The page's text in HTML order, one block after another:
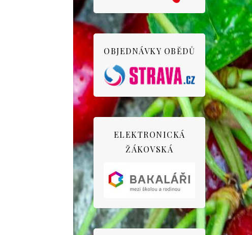
OBJEDNÁVKY OBĚDŮ
ELEKTRONICKÁ
ŽÁKOVSKÁ